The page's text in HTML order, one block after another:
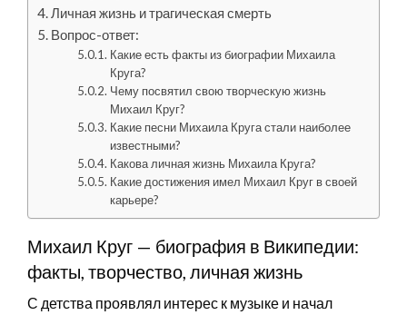
Личная жизнь и трагическая смерть
Вопрос-ответ:
Какие есть факты из биографии Михаила
Круга?
Чему посвятил свою творческую жизнь
Михаил Круг?
Какие песни Михаила Круга стали наиболее
известными?
Какова личная жизнь Михаила Круга?
Какие достижения имел Михаил Круг в своей
карьере?
Михаил Круг — биография в Википедии:
факты, творчество, личная жизнь
С детства проявлял интерес к музыке и начал